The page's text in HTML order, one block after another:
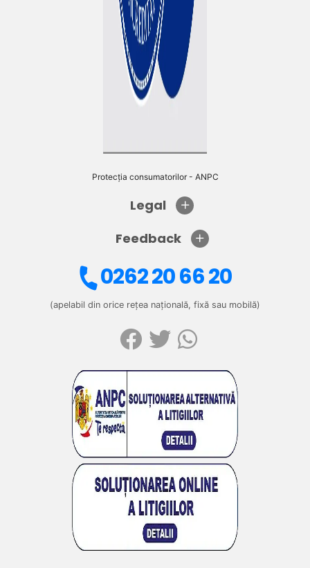
Protecția consumatorilor - ANPC
Legal
Feedback
0262 20 66 20
(apelabil din orice rețea națională, fixă sau mobilă)